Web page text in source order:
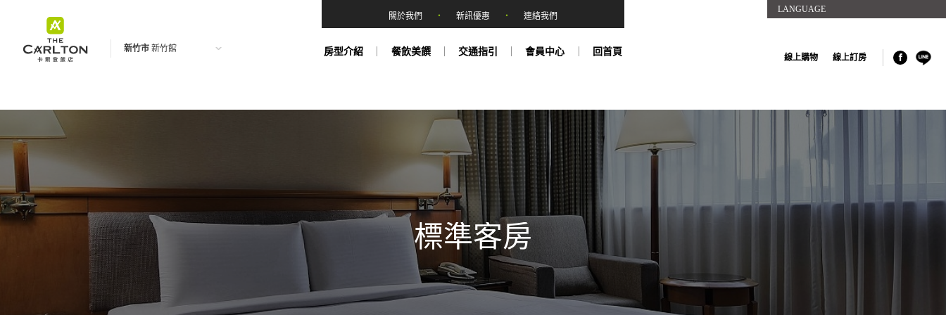
新竹市 新竹館
關於我們 ‧ 新訊優惠 ‧ 連絡我們
房型介紹 餐飲美饌 交通指引 會員中心 回首頁
LANGUAGE
線上購物 線上訂房
標準客房